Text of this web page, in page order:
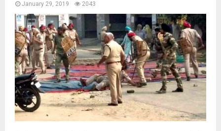
January 29, 2019 2043